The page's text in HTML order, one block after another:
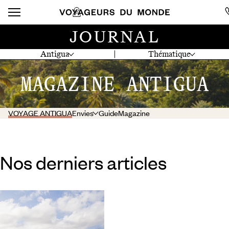
Antigua Thématique
JOURNAL
MAGAZINE ANTIGUA
VOYAGE ANTIGUAEnvies GuideMagazine
Nos derniers articles